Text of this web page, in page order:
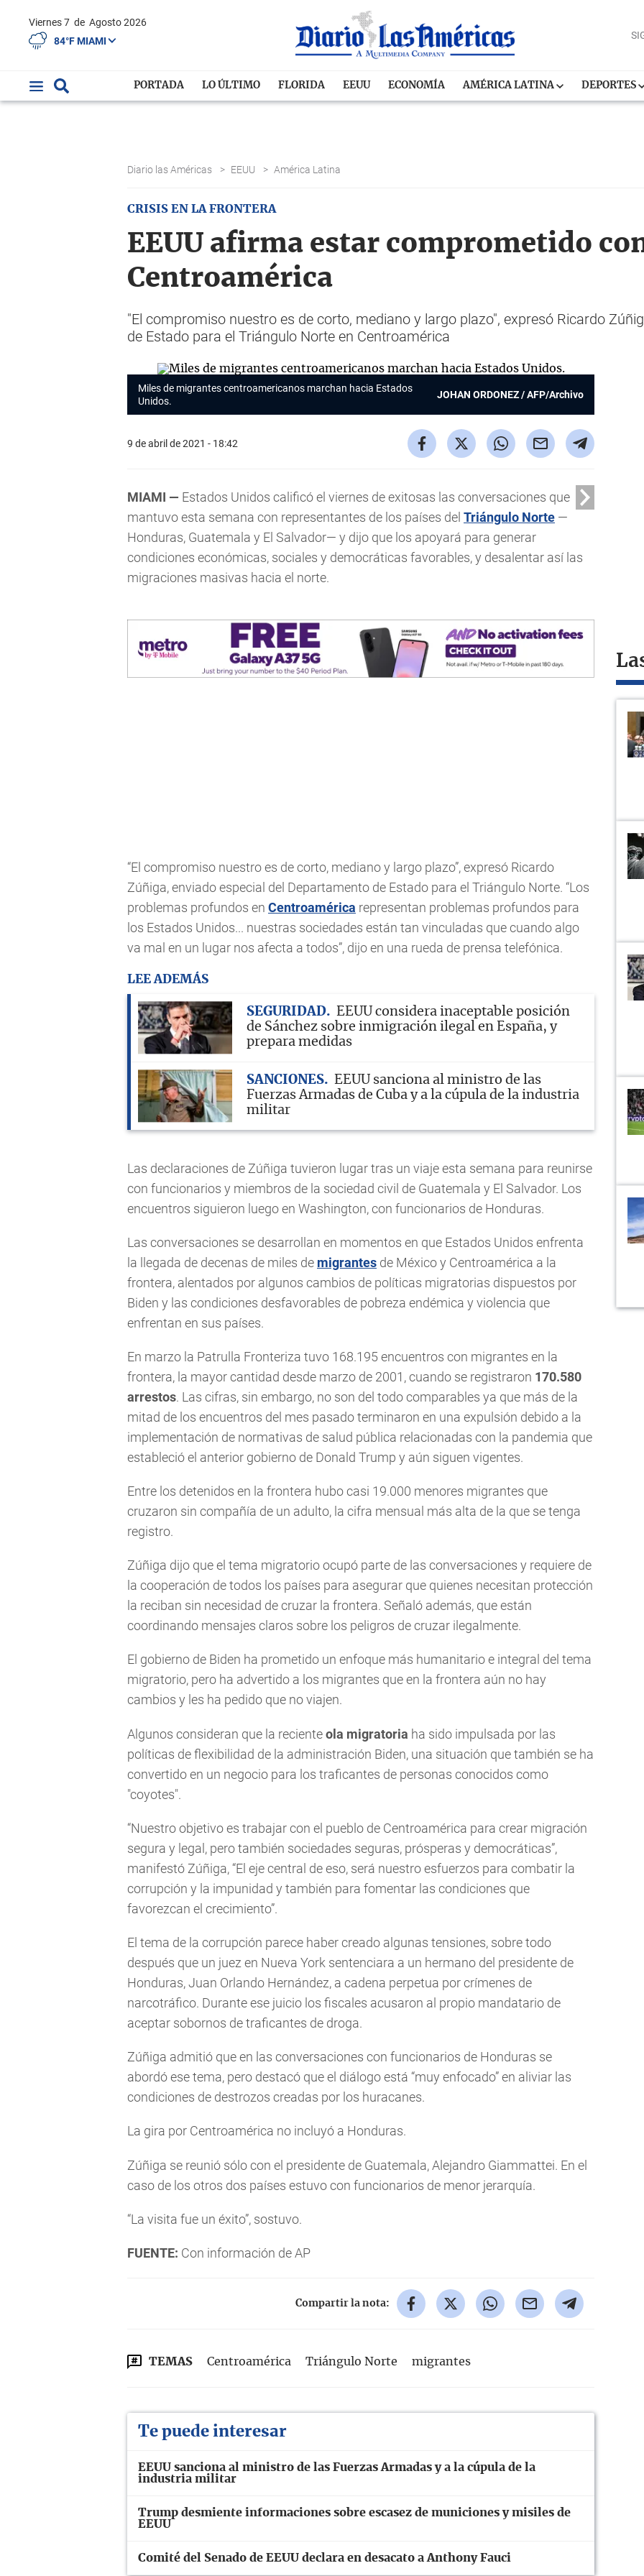
Viernes 7 de Agosto 2026
84°F MIAMI
PORTADA LO ÚLTIMO FLORIDA EEUU ECONOMÍA AMÉRICA LATINA DEPORTES
Diario las Américas > EEUU > América Latina
CRISIS EN LA FRONTERA
EEUU afirma estar comprometido
Centroamérica
"El compromiso nuestro es de corto, mediano y largo plazo", expresó Ricardo
de Estado para el Triángulo Norte en Centroamérica
Miles de migrantes centroamericanos marchan hacia Estados
Unidos.
JOHAN ORDONEZ / AFP/Archivo
9 de abril de 2021 - 18:42
MIAMI — Estados Unidos calificó el viernes de exitosas las conversaciones que
mantuvo esta semana con representantes de los países del Triángulo Norte —
Honduras, Guatemala y El Salvador— y dijo que los apoyará para generar
condiciones económicas, sociales y democráticas favorables, y desalentar así las
migraciones masivas hacia el norte.
“El compromiso nuestro es de corto, mediano y largo plazo”, expresó Ricardo
Zúñiga, enviado especial del Departamento de Estado para el Triángulo Norte. “Los
problemas profundos en Centroamérica representan problemas profundos para
los Estados Unidos... nuestras sociedades están tan vinculadas que cuando algo
va mal en un lugar nos afecta a todos”, dijo en una rueda de prensa telefónica.
LEE ADEMÁS
SEGURIDAD
EEUU considera inaceptable posición
de Sánchez sobre inmigración ilegal en España, y
prepara medidas
SANCIONES
EEUU sanciona al ministro de las
Fuerzas Armadas de Cuba y a la cúpula de la industria
militar
Las declaraciones de Zúñiga tuvieron lugar tras un viaje esta semana para reunirse
con funcionarios y miembros de la sociedad civil de Guatemala y El Salvador. Los
encuentros siguieron luego en Washington, con funcionarios de Honduras.
Las conversaciones se desarrollan en momentos en que Estados Unidos enfrenta
la llegada de decenas de miles de migrantes de México y Centroamérica a la
frontera, alentados por algunos cambios de políticas migratorias dispuestos por
Biden y las condiciones desfavorables de pobreza endémica y violencia que
enfrentan en sus países.
En marzo la Patrulla Fronteriza tuvo 168.195 encuentros con migrantes en la
frontera, la mayor cantidad desde marzo de 2001, cuando se registraron 170.580
arrestos. Las cifras, sin embargo, no son del todo comparables ya que más de la
mitad de los encuentros del mes pasado terminaron en una expulsión debido a la
implementación de normativas de salud pública relacionadas con la pandemia que
estableció el anterior gobierno de Donald Trump y aún siguen vigentes.
Entre los detenidos en la frontera hubo casi 19.000 menores migrantes que
cruzaron sin compañía de un adulto, la cifra mensual más alta de la que se tenga
registro.
Zúñiga dijo que el tema migratorio ocupó parte de las conversaciones y requiere de
la cooperación de todos los países para asegurar que quienes necesitan protección
la reciban sin necesidad de cruzar la frontera. Señaló además, que están
coordinando mensajes claros sobre los peligros de cruzar ilegalmente.
El gobierno de Biden ha prometido un enfoque más humanitario e integral del tema
migratorio, pero ha advertido a los migrantes que en la frontera aún no hay
cambios y les ha pedido que no viajen.
Algunos consideran que la recienteola migratoria ha sido impulsada por las
políticas de flexibilidad de la administración Biden, una situación que también se ha
convertido en un negocio para los traficantes de personas conocidos como
"coyotes".
“Nuestro objetivo es trabajar con el pueblo de Centroamérica para crear migración
segura y legal, pero también sociedades seguras, prósperas y democráticas”,
manifestó Zúñiga, “El eje central de eso, será nuestro esfuerzos para combatir la
corrupción y la impunidad y también para fomentar las condiciones que
favorezcan el crecimiento”.
El tema de la corrupción parece haber creado algunas tensiones, sobre todo
después que un juez en Nueva York sentenciara a un hermano del presidente de
Honduras, Juan Orlando Hernández, a cadena perpetua por crímenes de
narcotráfico. Durante ese juicio los fiscales acusaron al propio mandatario de
aceptar sobornos de traficantes de droga.
Zúñiga admitió que en las conversaciones con funcionarios de Honduras se
abordó ese tema, pero destacó que el diálogo está “muy enfocado” en aliviar las
condiciones de destrozos creadas por los huracanes.
La gira por Centroamérica no incluyó a Honduras.
Zúñiga se reunió sólo con el presidente de Guatemala, Alejandro Giammattei. En el
caso de los otros dos países estuvo con funcionarios de menor jerarquía.
“La visita fue un éxito”, sostuvo.
FUENTE: Con información de AP
Compartir la nota:
TEMAS Centroamérica Triángulo Norte migrantes
Te puede interesar
EEUU sanciona al ministro de las Fuerzas Armadas y a la cúpula de la
industria militar
Trump desmiente informaciones sobre escasez de municiones y misiles de
EEUU
Comité del Senado de EEUU declara en desacato a Anthony Fauci